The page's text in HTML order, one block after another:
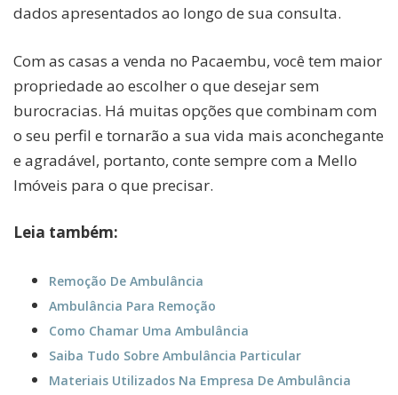
dados apresentados ao longo de sua consulta.
Com as casas a venda no Pacaembu, você tem maior
propriedade ao escolher o que desejar sem
burocracias. Há muitas opções que combinam com
o seu perfil e tornarão a sua vida mais aconchegante
e agradável, portanto, conte sempre com a Mello
Imóveis para o que precisar.
Leia também:
Remoção De Ambulância
Ambulância Para Remoção
Como Chamar Uma Ambulância
Saiba Tudo Sobre Ambulância Particular
Materiais Utilizados Na Empresa De Ambulância